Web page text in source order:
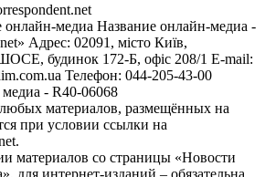
онлайн-медиа Название онлайн-медиа -
Адрес: 02091, місто Київ,
будинок 172-Б, офіс 208/1 E-mail:
Телефон: 044-205-43-00
- R40-06068
материалов, размещённых на
при условии ссылки на
материалов со страницы «Новости
для интернет-изданий – обязательна